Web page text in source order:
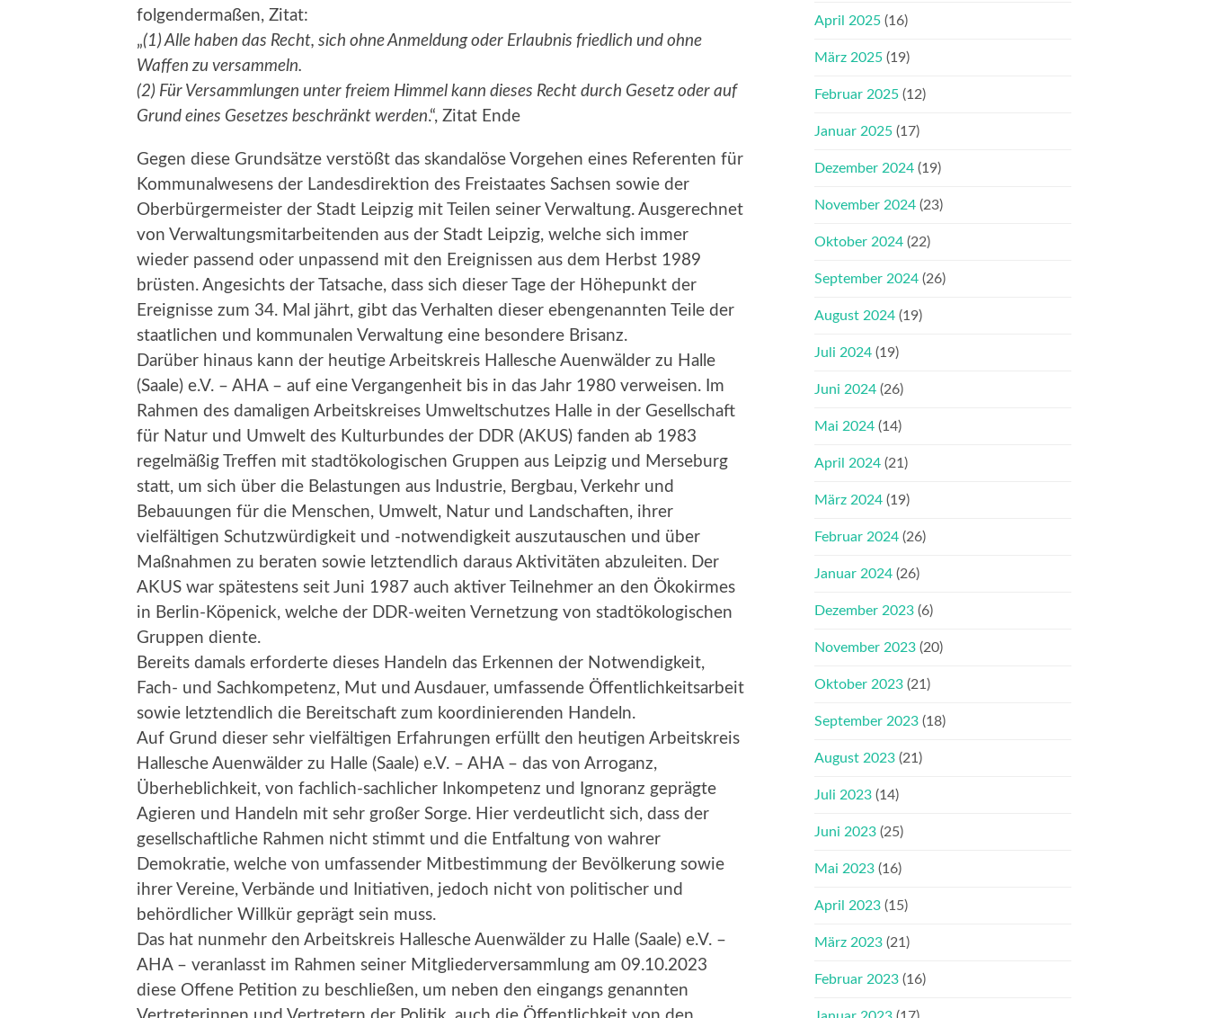
folgendermaßen, Zitat:
„(1) Alle haben das Recht, sich ohne Anmeldung oder Erlaubnis friedlich und ohne
Waffen zu versammeln.
(2) Für Versammlungen unter freiem Himmel kann dieses Recht durch Gesetz oder auf
Grund eines Gesetzes beschränkt werden.“, Zitat Ende
Gegen diese Grundsätze verstößt das skandalöse Vorgehen eines Referenten für
Kommunalwesens der Landesdirektion des Freistaates Sachsen sowie der
Oberbürgermeister der Stadt Leipzig mit Teilen seiner Verwaltung. Ausgerechnet
von Verwaltungsmitarbeitenden aus der Stadt Leipzig, welche sich immer
wieder passend oder unpassend mit den Ereignissen aus dem Herbst 1989
brüsten. Angesichts der Tatsache, dass sich dieser Tage der Höhepunkt der
Ereignisse zum 34. Mal jährt, gibt das Verhalten dieser ebengenannten Teile der
staatlichen und kommunalen Verwaltung eine besondere Brisanz.
Darüber hinaus kann der heutige Arbeitskreis Hallesche Auenwälder zu Halle
(Saale) e.V. – AHA – auf eine Vergangenheit bis in das Jahr 1980 verweisen. Im
Rahmen des damaligen Arbeitskreises Umweltschutzes Halle in der Gesellschaft
für Natur und Umwelt des Kulturbundes der DDR (AKUS) fanden ab 1983
regelmäßig Treffen mit stadtökologischen Gruppen aus Leipzig und Merseburg
statt, um sich über die Belastungen aus Industrie, Bergbau, Verkehr und
Bebauungen für die Menschen, Umwelt, Natur und Landschaften, ihrer
vielfältigen Schutzwürdigkeit und -notwendigkeit auszutauschen und über
Maßnahmen zu beraten sowie letztendlich daraus Aktivitäten abzuleiten. Der
AKUS war spätestens seit Juni 1987 auch aktiver Teilnehmer an den Ökokirmes
in Berlin-Köpenick, welche der DDR-weiten Vernetzung von stadtökologischen
Gruppen diente.
Bereits damals erforderte dieses Handeln das Erkennen der Notwendigkeit,
Fach- und Sachkompetenz, Mut und Ausdauer, umfassende Öffentlichkeitsarbeit
sowie letztendlich die Bereitschaft zum koordinierenden Handeln.
Auf Grund dieser sehr vielfältigen Erfahrungen erfüllt den heutigen Arbeitskreis
Hallesche Auenwälder zu Halle (Saale) e.V. – AHA – das von Arroganz,
Überheblichkeit, von fachlich-sachlicher Inkompetenz und Ignoranz geprägte
Agieren und Handeln mit sehr großer Sorge. Hier verdeutlicht sich, dass der
gesellschaftliche Rahmen nicht stimmt und die Entfaltung von wahrer
Demokratie, welche von umfassender Mitbestimmung der Bevölkerung sowie
ihrer Vereine, Verbände und Initiativen, jedoch nicht von politischer und
behördlicher Willkür geprägt sein muss.
Das hat nunmehr den Arbeitskreis Hallesche Auenwälder zu Halle (Saale) e.V. –
AHA – veranlasst im Rahmen seiner Mitgliederversammlung am 09.10.2023
diese Offene Petition zu beschließen, um neben den eingangs genannten
April 2025 (16)
März 2025 (19)
Februar 2025 (12)
Januar 2025 (17)
Dezember 2024 (19)
November 2024 (23)
Oktober 2024 (22)
September 2024 (26)
August 2024 (19)
Juli 2024 (19)
Juni 2024 (26)
Mai 2024 (14)
April 2024 (21)
März 2024 (19)
Februar 2024 (26)
Januar 2024 (26)
Dezember 2023 (6)
November 2023 (20)
Oktober 2023 (21)
September 2023 (18)
August 2023 (21)
Juli 2023 (14)
Juni 2023 (25)
Mai 2023 (16)
April 2023 (15)
März 2023 (21)
Februar 2023 (16)